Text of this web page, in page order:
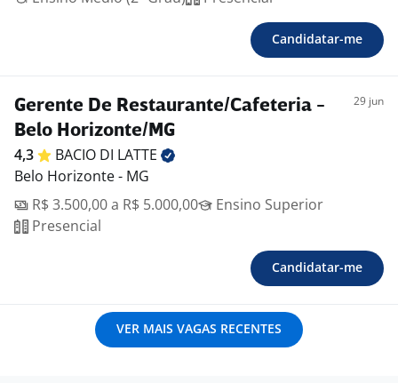
Candidatar-me
Gerente De Restaurante/Cafeteria -
Belo Horizonte/MG
29 jun
4,3 BACIO DI LATTE
Belo Horizonte - MG
R$ 3.500,00 a R$ 5.000,00
Ensino Superior
Presencial
Candidatar-me
VER MAIS VAGAS RECENTES